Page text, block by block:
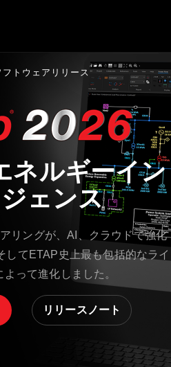
フトウェアリリース
ネルギーイン
ェンス
リングが、AI、クラウドで強化
してETAP史上最も包括的なライ
って進化しました。
リリースノート